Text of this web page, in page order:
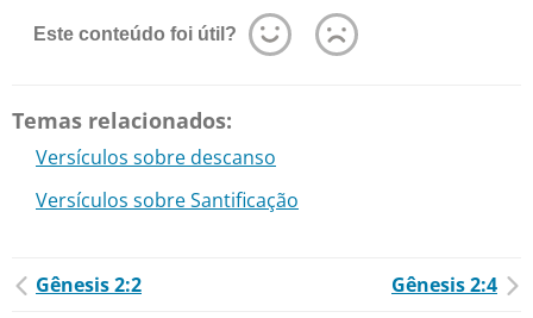
Este conteúdo foi útil?
Temas relacionados:
Versículos sobre descanso
Versículos sobre Santificação
Gênesis 2:2 Gênesis 2:4